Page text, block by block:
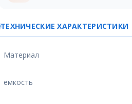
ТЕХНИЧЕСКИЕ ХАРАКТЕРИСТИКИ
Материал
емкость